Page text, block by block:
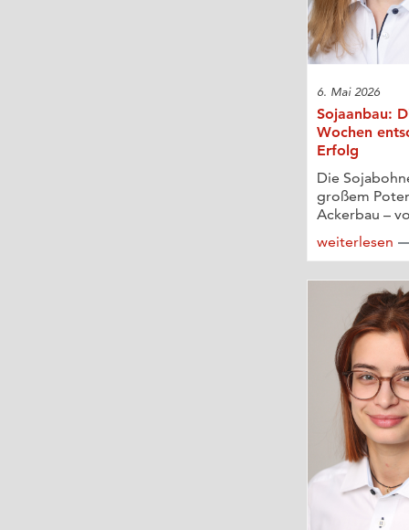
6. Mai 2026
Sojaanbau:
Wochen
Erfolg
Die
großem
Ackerbau –
weiterlesen